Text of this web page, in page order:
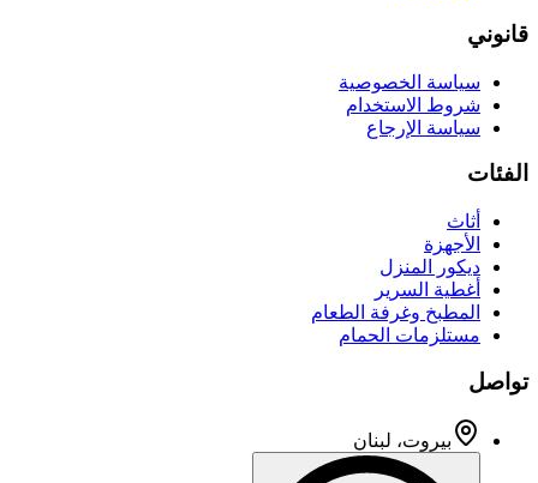
قانوني
سياسة الخصوصية
شروط الاستخدام
سياسة الإرجاع
الفئات
أثاث
الأجهزة
ديكور المنزل
أغطية السرير
المطبخ وغرفة الطعام
مستلزمات الحمام
تواصل
بيروت، لبنان